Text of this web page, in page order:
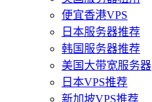
便宜香港VPS
日本服务器推荐
韩国服务器推荐
美国大带宽服务器
日本VPS推荐
新加坡VPS推荐